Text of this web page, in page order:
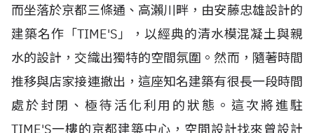
而坐落於京都三條通、高瀨川畔，由安藤忠雄設計的
建築名作「TIME'S」，以經典的清水模混凝土與親
水的設計，交織出獨特的空間氛圍。然而，隨著時間
推移與店家接連撤出，這座知名建築有很長一段時間
處於封閉、極待活化利用的狀態。這次將進駐
TIME'S一樓的京都建築中心，空間設計找來曾設計